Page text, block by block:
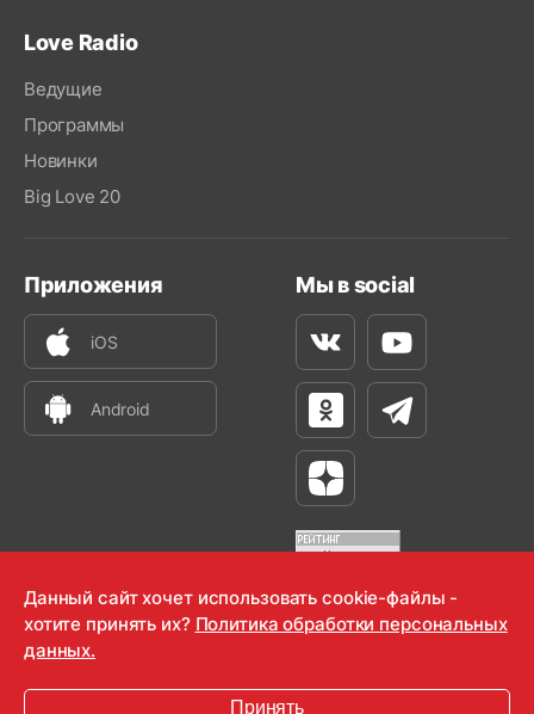
Love Radio
Ведущие
Программы
Новинки
Big Love 20
Приложения
iOS
Android
Мы в social
ВконтактеYoutube
Одноклассники
Телеграм
Яндекс Дзен
OOO "Радио-Любовь" 2000-2026
Данный сайт хочет использовать cookie-файлы -
хотите принять их? Политика обработки персональных
данных.
Принять